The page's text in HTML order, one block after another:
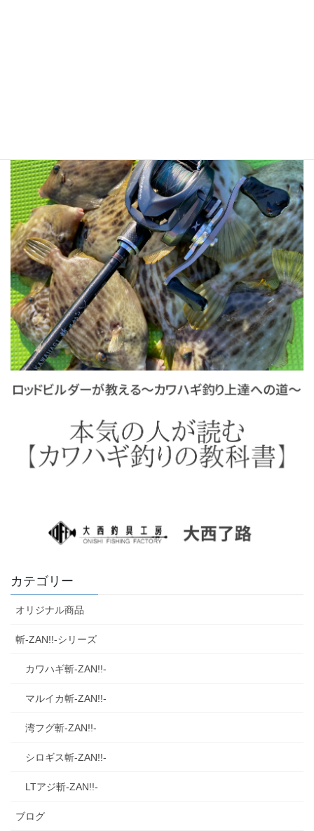
カテゴリー
オリジナル商品
斬‐ZAN!!‐シリーズ
カワハギ斬‐ZAN!!‐
マルイカ斬‐ZAN!!‐
湾フグ斬‐ZAN!!‐
シロギス斬‐ZAN!!‐
LTアジ斬‐ZAN!!‐
ブログ